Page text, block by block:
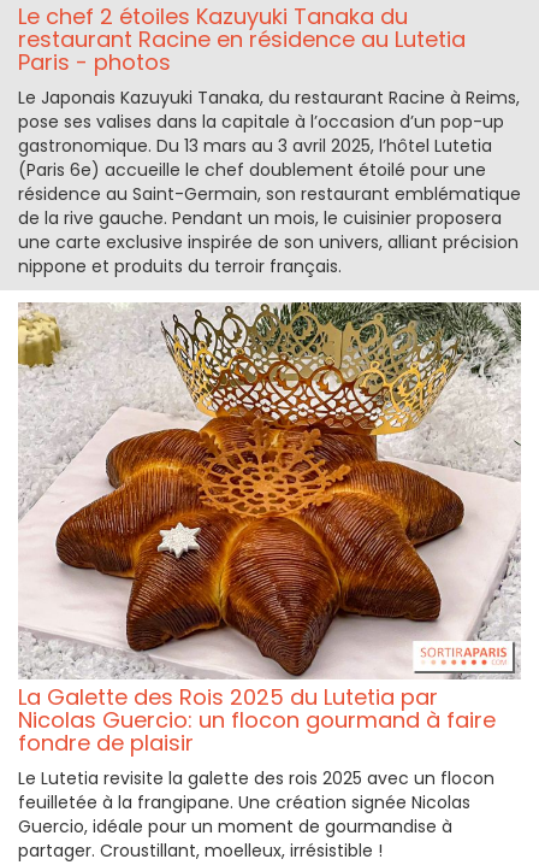
Le chef 2 étoiles Kazuyuki Tanaka du
restaurant Racine en résidence au Lutetia
Paris - photos
Le Japonais Kazuyuki Tanaka, du restaurant Racine à Reims,
pose ses valises dans la capitale à l’occasion d’un pop-up
gastronomique. Du 13 mars au 3 avril 2025, l’hôtel Lutetia
(Paris 6e) accueille le chef doublement étoilé pour une
résidence au Saint-Germain, son restaurant emblématique
de la rive gauche. Pendant un mois, le cuisinier proposera
une carte exclusive inspirée de son univers, alliant précision
nippone et produits du terroir français.
La Galette des Rois 2025 du Lutetia par
Nicolas Guercio: un flocon gourmand à faire
fondre de plaisir
Le Lutetia revisite la galette des rois 2025 avec un flocon
feuilletée à la frangipane. Une création signée Nicolas
Guercio, idéale pour un moment de gourmandise à
partager. Croustillant, moelleux, irrésistible !